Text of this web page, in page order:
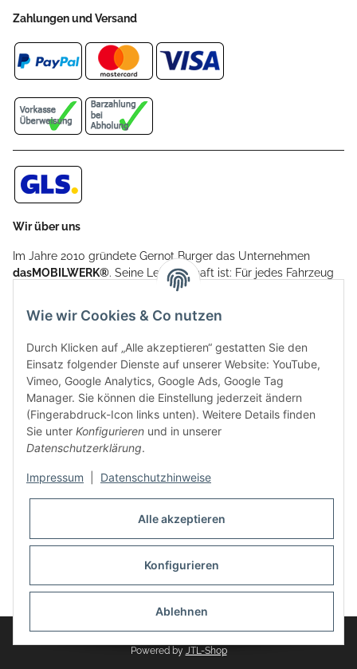
Zahlungen und Versand
Wir über uns
Im Jahre 2010 gründete Gernot Burger das Unternehmen
dasMOBILWERK®. Seine Leidenschaft ist: Für jedes Fahrzeug
ein Car Cover anzubieten - passgenau und individuell.
weitere Produkte, wie Reifenschuhe, Hardtopständer hinzu.
sind mit hochwertigen Techniken und Materialien gefertigt.
dasMOBILWERK® ist seit der Gründung ein
Familienunternehmen, welches sich seit 2010 auf
Wachstumskurs befindet. Hier haben Sie zu den üblichen
Geschäftszeiten immer einen persönlichen Ansprechpartner,
sofern Sie Fragen rund um die Produkte von dasMOBILWERK
* Alle Preise inkl. gesetzlicher USt., zzgl.Versand
Powered by JTL-Shop
Wie wir Cookies & Co nutzen
Durch Klicken auf „Alle akzeptieren“ gestatten Sie den
Einsatz folgender Dienste auf unserer Website: YouTube,
Vimeo, Google Analytics, Google Ads, Google Tag
Manager. Sie können die Einstellung jederzeit ändern
(Fingerabdruck-Icon links unten). Weitere Details finden
Sie unter Konfigurieren und in unserer
Datenschutzerklärung.
Impressum Datenschutzhinweise
Alle akzeptieren
Konfigurieren
Ablehnen